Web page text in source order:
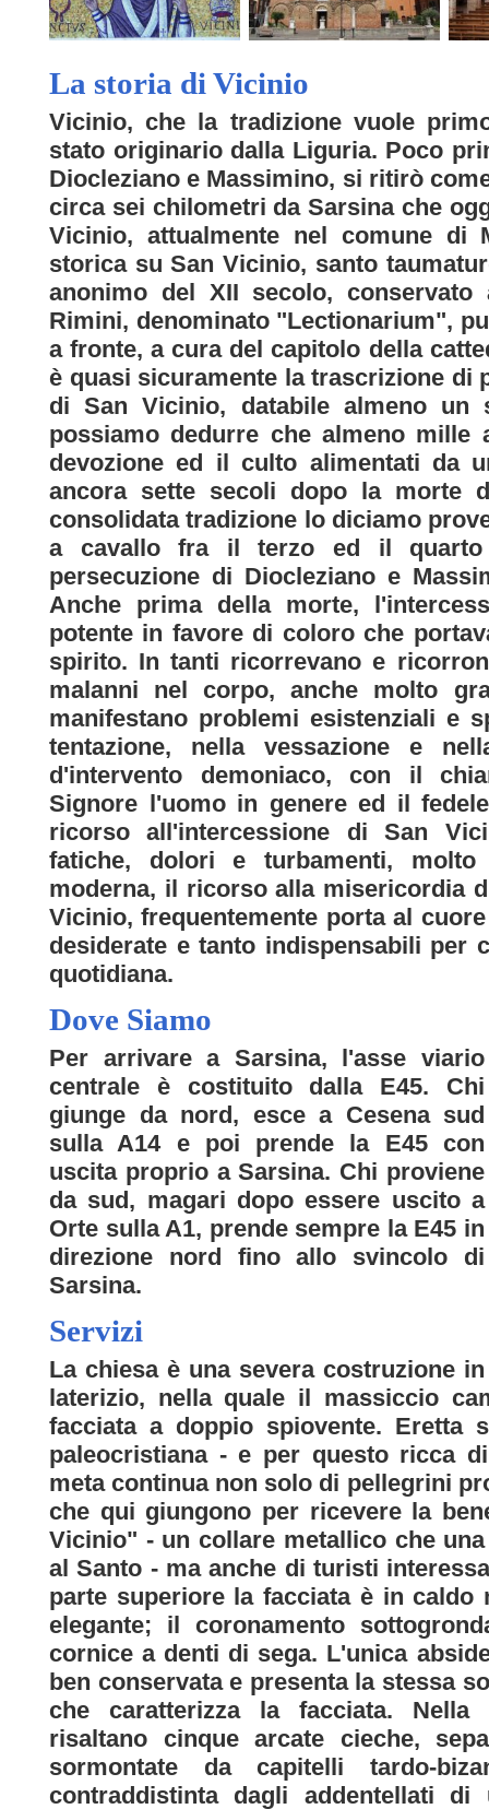
La storia di Vicinio
Vicinio, che la tradizione vuole
stato originario dalla Liguria. Poco
Diocleziano e Massimino, si ritirò
circa sei chilometri da Sarsina che
Vicinio, attualmente nel comune di
storica su San Vicinio, santo
anonimo del XII secolo, conservato
Rimini, denominato "Lectionarium",
a fronte, a cura del capitolo della
è quasi sicuramente la trascrizione di
di San Vicinio, databile almeno un
possiamo dedurre che almeno
devozione ed il culto alimentati da
ancora sette secoli dopo la morte
consolidata tradizione lo diciamo
a cavallo fra il terzo ed il quarto
persecuzione di Diocleziano e
Anche prima della morte,
potente in favore di coloro che
spirito. In tanti ricorrevano e
malanni nel corpo, anche molto
manifestano problemi esistenziali e
tentazione, nella vessazione e
d'intervento demoniaco, con il
Signore l'uomo in genere ed il
ricorso all'intercessione di San
fatiche, dolori e turbamenti,
moderna, il ricorso alla misericordia
Vicinio, frequentemente porta al
desiderate e tanto indispensabili per
quotidiana.
Dove Siamo
Per arrivare a Sarsina, l'asse viario
centrale è costituito dalla E45. Chi
giunge da nord, esce a Cesena sud
sulla A14 e poi prende la E45 con
uscita proprio a Sarsina. Chi proviene
da sud, magari dopo essere uscito a
Orte sulla A1, prende sempre la E45 in
direzione nord fino allo svincolo di
Sarsina.
Servizi
La chiesa è una severa costruzione in
laterizio, nella quale il massiccio
facciata a doppio spiovente. Eretta
paleocristiana - e per questo ricca
meta continua non solo di pellegrini
che qui giungono per ricevere la
Vicinio" - un collare metallico che
al Santo - ma anche di turisti
parte superiore la facciata è in caldo
elegante; il coronamento
cornice a denti di sega. L'unica
ben conservata e presenta la stessa
che caratterizza la facciata.
risaltano cinque arcate cieche,
sormontate da capitelli tardo-
contraddistinta dagli addentellati